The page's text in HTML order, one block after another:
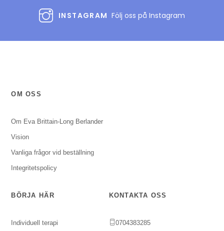
INSTAGRAM Följ oss på Instagram
OM OSS
Om Eva Brittain-Long Berlander
Vision
Vanliga frågor vid beställning
Integritetspolicy
BÖRJA HÄR
Individuell terapi
KONTAKTA OSS
0704383285